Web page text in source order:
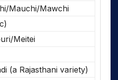
Mauchi/Mawchi
Meitei
(a Rajasthani variety)